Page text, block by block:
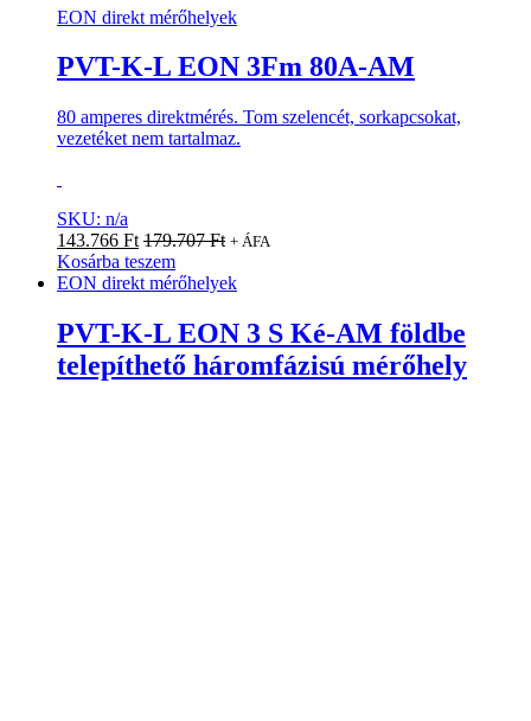
EON direkt mérőhelyek
PVT-K-L EON 3Fm 80A-AM
80 amperes direktmérés. Tom szelencét, sorkapcsokat,
vezetéket nem tartalmaz.
SKU: n/a
143.766 Ft 179.707Ft + ÁFA
Kosárba teszem
EON direkt mérőhelyek
PVT-K-L EON 3 S Ké-AM földbe
telepíthető háromfázisú mérőhely